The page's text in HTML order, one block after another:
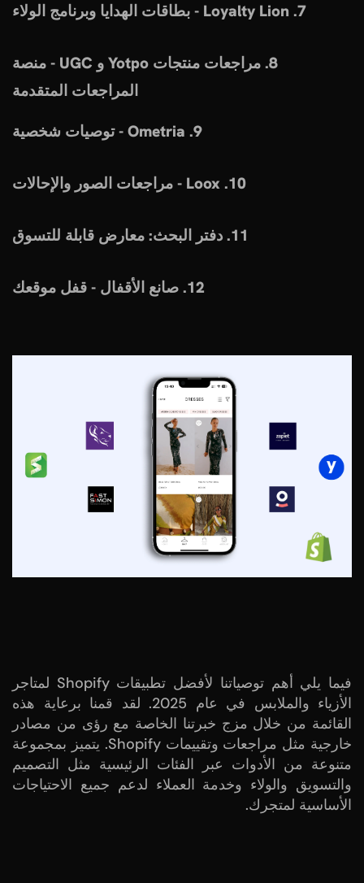
7. Loyalty Lion - بطاقات الهدايا وبرنامج الولاء
8. مراجعات منتجات Yotpo و UGC - منصة
المراجعات المتقدمة
9. Ometria - توصيات شخصية
10. Loox - مراجعات الصور والإحالات
11. دفتر البحث: معارض قابلة للتسوق
12. صانع الأقفال - قفل موقعك
فيما يلي أهم توصياتنا لأفضل تطبيقات Shopify لمتاجر
الأزياء والملابس في عام 2025. لقد قمنا برعاية هذه
القائمة من خلال مزج خبرتنا الخاصة مع رؤى من مصادر
خارجية مثل مراجعات وتقييمات Shopify. يتميز بمجموعة
متنوعة من الأدوات عبر الفئات الرئيسية مثل التصميم
والتسويق والولاء وخدمة العملاء لدعم جميع الاحتياجات
الأساسية لمتجرك.